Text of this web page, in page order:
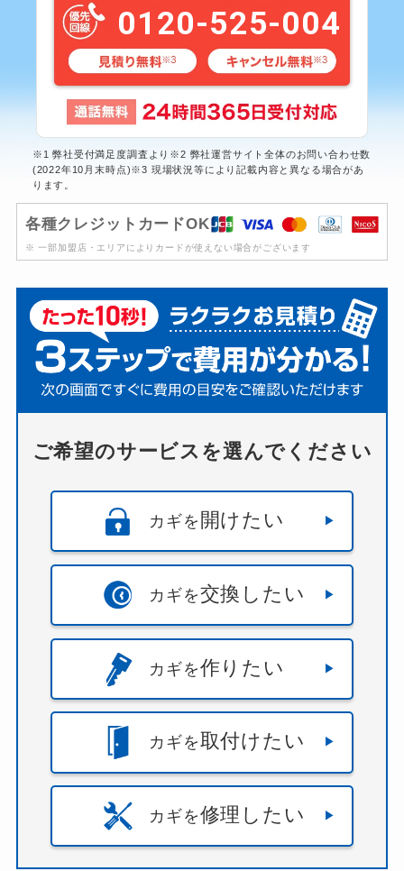
0120-525-004
※1 弊社受付満足度調査より※2 弊社運営サイト全体のお問い合わせ数
(2022年10月末時点)※3 現場状況等により記載内容と異なる場合があ
ります。
各種クレジットカードOK
※ 一部加盟店・エリアによりカードが使えない場合がございます
ご希望のサービスを選んでください
カギを 開けたい
カギを交換したい
カギを作りたい
カギを取付けたい
カギを修理したい